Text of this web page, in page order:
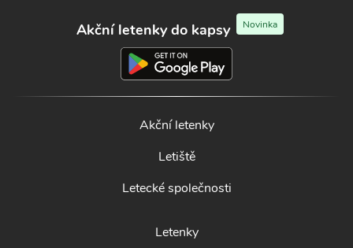
Akční letenky do kapsy Novinka
Akční letenky
Letiště
Letecké společnosti
Letenky